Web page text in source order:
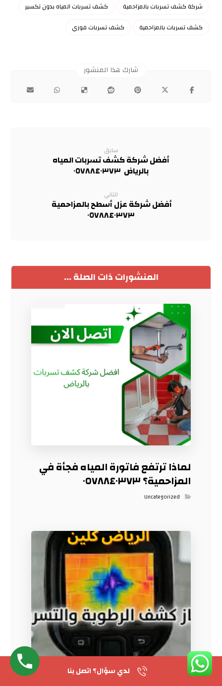
شركة كشف تسربات بالمزاحمية
كشف تسربات المياه بدون تكسير
كشف تسربات بالمزاحمية
كشف تسربات فوري
سابق
أفضل شركة كشف تسربات المياه
بالرياض ٠٥٧٨٨٤٠٣٧٣
التالي
أفضل شركة عزل أسطح بالمزاحمية
٠٥٧٨٨٤٠٣٧٣
المنشورات ذات الصلة ...
لماذا ترتفع فاتورة المياه فجأة في
المزاحمية؟ ٠٥٧٨٨٤٠٣٧٣
Uncategorized
لدي سؤال؟ اتصل بنا